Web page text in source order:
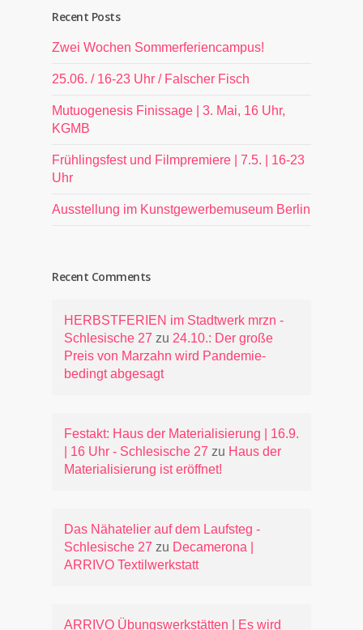
Recent Posts
Zwei Wochen Sommerferiencampus!
25.06. / 16-23 Uhr / Falscher Fisch
Mutuogenesis Finissage | 3. Mai, 16 Uhr,
KGMB
Frühlingsfest und Filmpremiere | 7.5. | 16-23
Uhr
Ausstellung im Kunstgewerbemuseum Berlin
Recent Comments
HERBSTFERIEN im Stadtwerk mrzn -
Schlesische 27 zu 24.10.: Der große
Preis von Marzahn wird Pandemie-
bedingt abgesagt
Festakt: Haus der Materialisierung | 16.9.
| 16 Uhr - Schlesische 27 zu Haus der
Materialisierung ist eröffnet!
Das Nähatelier auf dem Laufsteg -
Schlesische 27 zu Decamerona |
ARRIVO Textilwerkstatt
ARRIVO Übungswerkstätten | Es wird